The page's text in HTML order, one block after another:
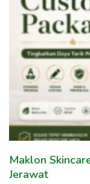
Maklon
Jerawat